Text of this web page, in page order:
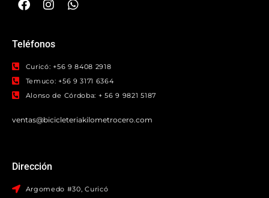
Teléfonos
Curicó: +56 9 8408 2918
Temuco: +56 9 3171 6364
Alonso de Córdoba: + 56 9 9821 5187
ventas@bicicleteriakilometrocero.com
Dirección
Argomedo #30, Curicó